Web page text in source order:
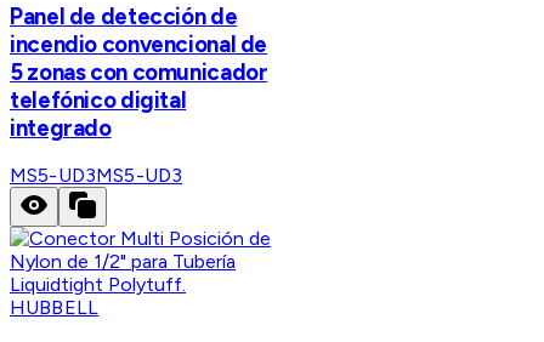
Panel de detección de
incendio convencional de
5 zonas con comunicador
telefónico digital
integrado
MS5-UD3MS5-UD3
HUBBELL